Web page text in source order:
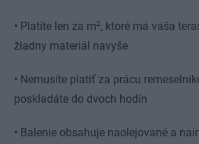
• Platíte len za m2, ktoré má vaša
žiadny materiál navyše
• Nemusíte platiť za prácu
poskladáte do dvoch hodín
• Balenie obsahuje naolejované a